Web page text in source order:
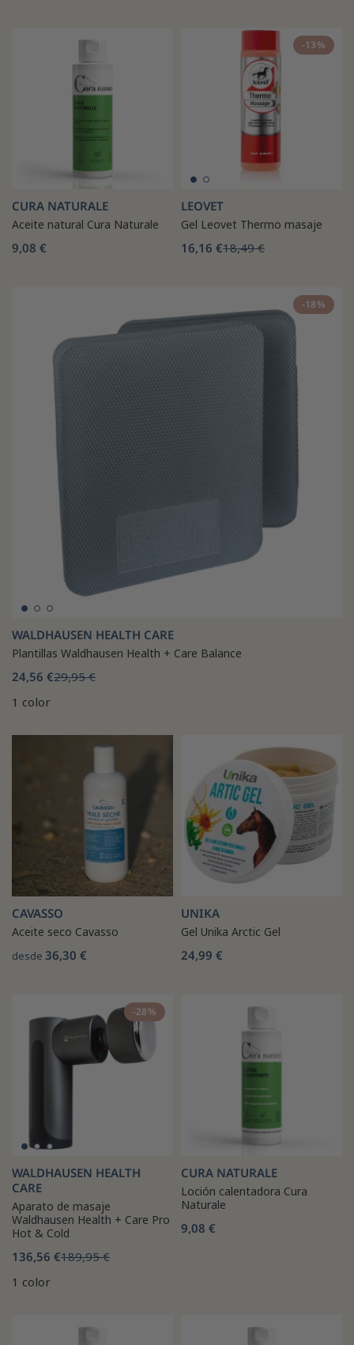
CURA NATURALE
Aceite natural Cura Naturale
9,08 €
-13%
LEOVET
Gel Leovet Thermo masaje
16,16 €18,49 €
-18%
WALDHAUSEN HEALTH CARE
Plantillas Waldhausen Health + Care Balance
24,56 €29,95 €
1 color
CAVASSO
Aceite seco Cavasso
desde 36,30 €
UNIKA
Gel Unika Arctic Gel
24,99 €
-28%
WALDHAUSEN HEALTH
CARE
Aparato de masaje
Waldhausen Health + Care Pro
Hot & Cold
136,56 €189,95 €
1 color
CURA NATURALE
Loción calentadora Cura
Naturale
9,08 €